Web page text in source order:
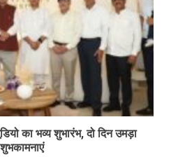
का भव्य शुभारंभ, दो दिन उमड़ा